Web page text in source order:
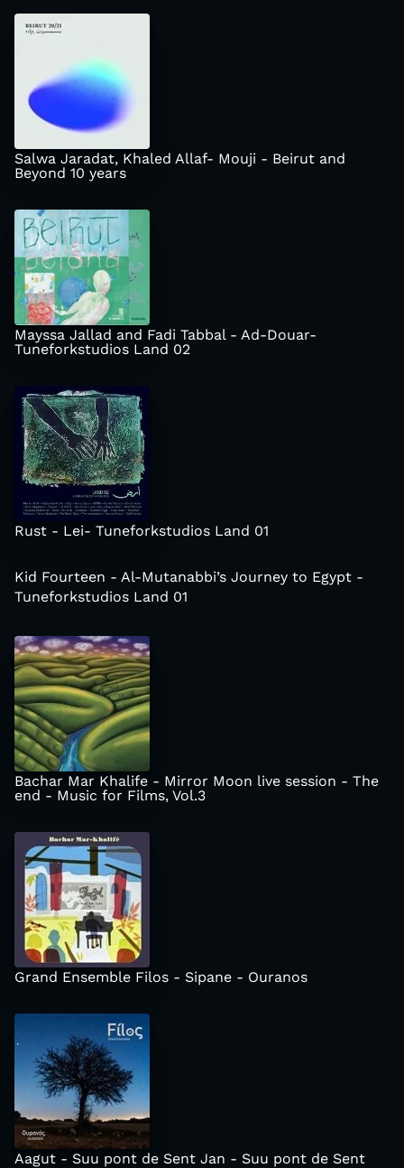
Salwa Jaradat, Khaled Allaf- Mouji - Beirut and
Beyond 10 years
Mayssa Jallad and Fadi Tabbal - Ad-Douar-
Tuneforkstudios Land 02
Rust - Lei- Tuneforkstudios Land 01
Kid Fourteen - Al-Mutanabbi’s Journey to Egypt -
Tuneforkstudios Land 01
Bachar Mar Khalife - Mirror Moon live session - The
end - Music for Films, Vol.3
Grand Ensemble Filos - Sipane - Ouranos
Aagut - Suu pont de Sent Jan - Suu pont de Sent